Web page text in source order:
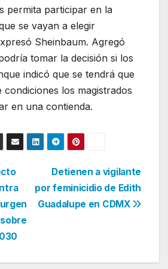
permita participar en la
se vayan a elegir
Sheinbaum. Agregó
tomar la decisión si los
indicó que se tendrá que
condiciones los magistrados
en una contienda.
Detienen a vigilante
por feminicidio de Edith
Guadalupe en CDMX